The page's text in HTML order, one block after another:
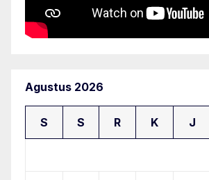
Agustus 2026
S S R K J